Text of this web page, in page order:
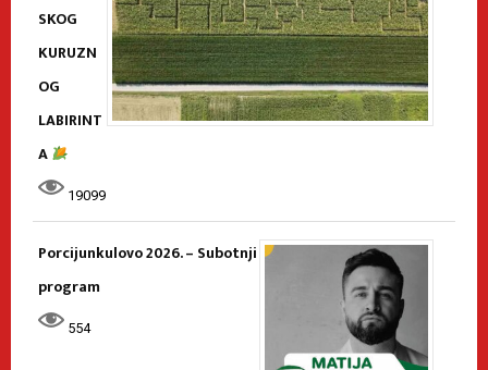
SKOG
KURUZN
OG
LABIRINT
A
19099
Porcijunkulovo 2026. – Subotnji
program
554